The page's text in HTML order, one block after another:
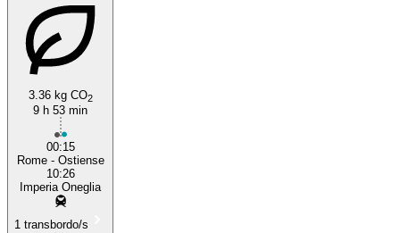
3.36 kg CO2
9 h 53 min
00:15
Rome - Ostiense
10:26
Imperia Oneglia
1 transbordo/s